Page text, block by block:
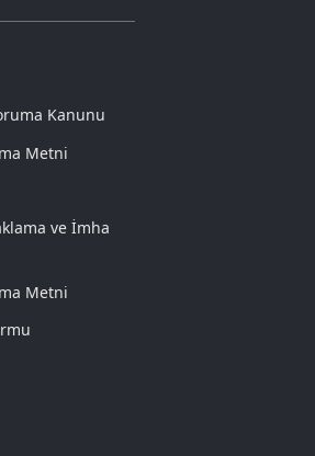
Kanunu
Metni
ve İmha
Metni